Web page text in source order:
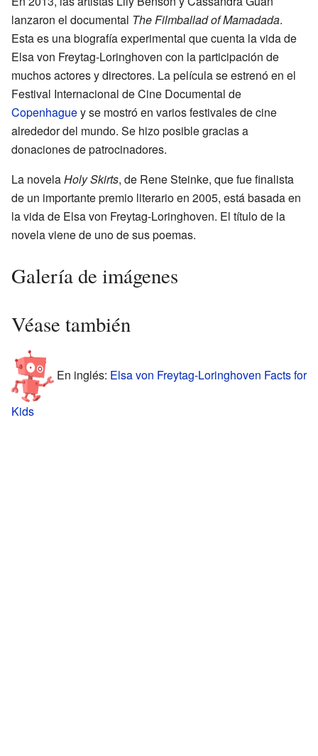
lanzaron el documental The Filmballad of Mamadada.
Esta es una biografía experimental que cuenta la vida de
Elsa von Freytag-Loringhoven con la participación de
muchos actores y directores. La película se estrenó en el
Festival Internacional de Cine Documental de
Copenhaguey se mostró en varios festivales de cine
alrededor del mundo. Se hizo posible gracias a
donaciones de patrocinadores.
La novelaHoly Skirts, de Rene Steinke, que fue finalista
de un importante premio literario en 2005, está basada en
la vida de Elsa von Freytag-Loringhoven. El título de la
novela viene de uno de sus poemas.
Galería de imágenes
Véase también
En inglés: Elsa von Freytag-Loringhoven Facts for
Kids